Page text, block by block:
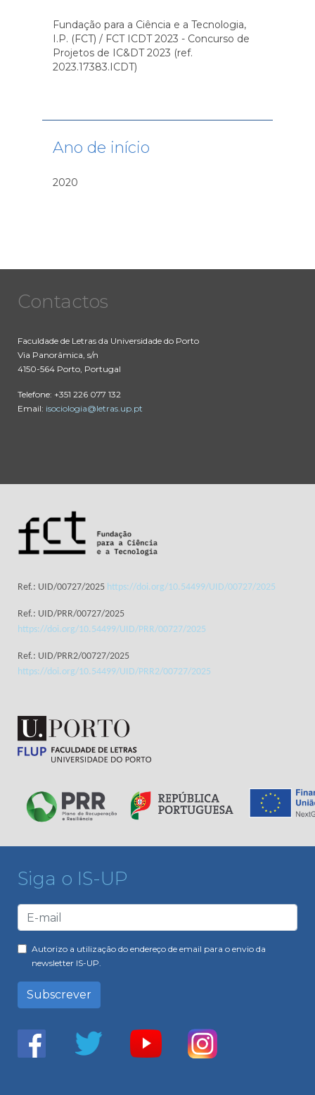
Fundação para a Ciência e a Tecnologia,
I.P. (FCT) / FCT ICDT 2023 - Concurso de
Projetos de IC&DT 2023 (ref.
2023.17383.ICDT)
Ano de início
2020
Contactos
Faculdade de Letras da Universidade do Porto
Via Panorâmica, s/n
4150-564 Porto, Portugal
Telefone: +351 226 077 132
Email: isociologia@letras.up.pt
Ref.: UID/00727/2025 https://doi.org/10.54499/UID/00727/2025
Ref.: UID/PRR/00727/2025
https://doi.org/10.54499/UID/PRR/00727/2025
Ref.: UID/PRR2/00727/2025
https://doi.org/10.54499/UID/PRR2/00727/2025
Siga o IS-UP
Autorizo a utilização do endereço de email para o envio da
newsletter IS-UP.